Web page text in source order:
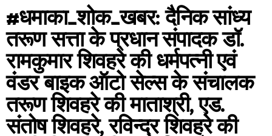
#धमाका_शोक_खबर: दैनिक सांध्य
तरूण सत्ता के प्रधान संपादक डॉ.
रामकुमार शिवहरे की धर्मपत्नी एवं
वंडर बाइक ऑटो सेल्स के संचालक
तरूण शिवहरे की माताश्री, एड.
संतोष शिवहरे, रविन्द्र शिवहरे की